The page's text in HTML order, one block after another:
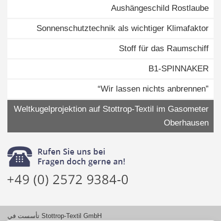
Aushängeschild Rostlaube
Sonnenschutztechnik als wichtiger Klimafaktor
Stoff für das Raumschiff
B1-SPINNAKER
“Wir lassen nichts anbrennen”
Weltkugelprojektion auf Stottrop-Textil im Gasometer
Oberhausen
تأسست في Stottrop-Textil GmbH